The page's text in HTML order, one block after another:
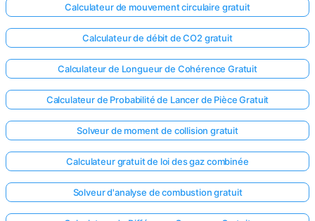
Calculateur de mouvement circulaire gratuit
Calculateur de débit de CO2 gratuit
Calculateur de Longueur de Cohérence Gratuit
Calculateur de Probabilité de Lancer de Pièce Gratuit
Solveur de moment de collision gratuit
Calculateur gratuit de loi des gaz combinée
Solveur d'analyse de combustion gratuit